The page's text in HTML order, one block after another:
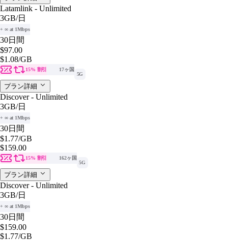
Latamlink - Unlimited
3GB/日
+ ∞ at 1Mbps
30日間
$97.00
$1.08/GB
15% 割引
17ヶ国
5G
プラン詳細
Discover - Unlimited
3GB/日
+ ∞ at 1Mbps
30日間
$1.77/GB
$159.00
15% 割引
162ヶ国
5G
プラン詳細
Discover - Unlimited
3GB/日
+ ∞ at 1Mbps
30日間
$159.00
$1.77/GB